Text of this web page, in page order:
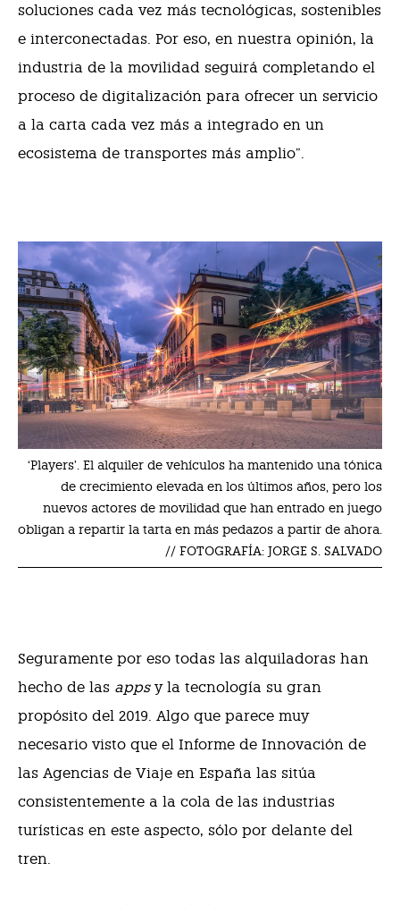
soluciones cada vez más tecnológicas, sostenibles
e interconectadas. Por eso, en nuestra opinión, la
industria de la movilidad seguirá completando el
proceso de digitalización para ofrecer un servicio
a la carta cada vez más a integrado en un
ecosistema de transportes más amplio”.
‘Players’. El alquiler de vehículos ha mantenido una tónica
de crecimiento elevada en los últimos años, pero los
nuevos actores de movilidad que han entrado en juego
obligan a repartir la tarta en más pedazos a partir de ahora.
// FOTOGRAFÍA: JORGE S. SALVADO
Seguramente por eso todas las alquiladoras han
hecho de las appsy la tecnología su gran
propósito del 2019. Algo que parece muy
necesario visto que el Informe de Innovación de
las Agencias de Viaje en España las sitúa
consistentemente a la cola de las industrias
turísticas en este aspecto, sólo por delante del
tren.